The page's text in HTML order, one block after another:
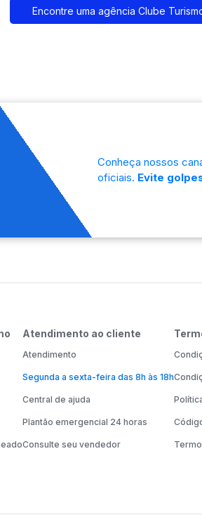
Encontre uma agência Clube
Conheça nossos
oficiais. Evite
Atendimento ao cliente
Atendimento
Segunda a sexta-feira das 8h às 18h
Central de ajuda
Plantão emergencial 24 horas
Consulte seu vendedor